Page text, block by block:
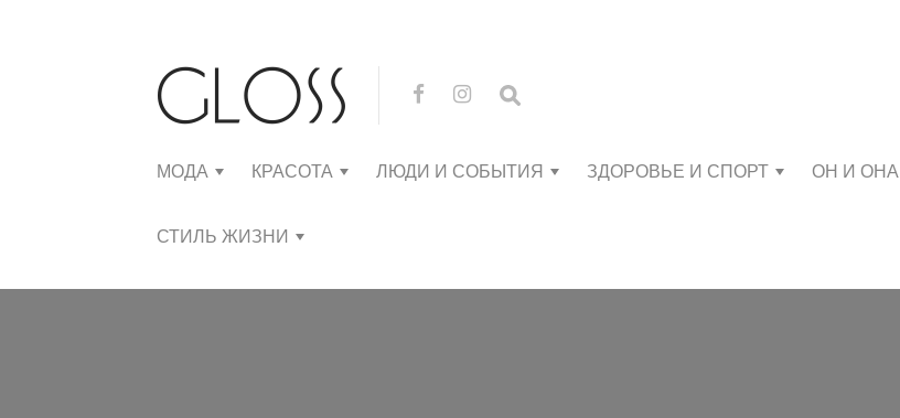
МОДА КРАСОТА ЛЮДИ И СОБЫТИЯ ЗДОРОВЬЕ И СПОРТ ОН И ОНА
СТИЛЬ ЖИЗНИ